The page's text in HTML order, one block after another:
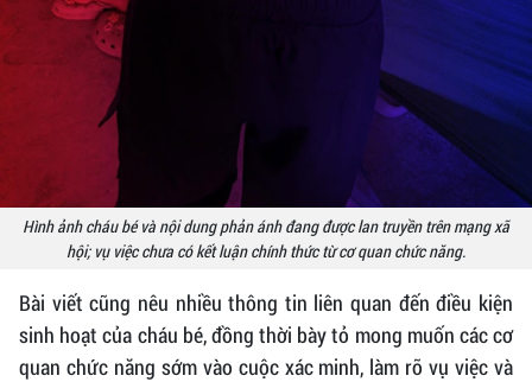
Hình ảnh cháu bé và nội dung phản ánh đang được lan truyền trên mạng xã
hội; vụ việc chưa có kết luận chính thức từ cơ quan chức năng.
Bài viết cũng nêu nhiều thông tin liên quan đến điều kiện
sinh hoạt của cháu bé, đồng thời bày tỏ mong muốn các cơ
quan chức năng sớm vào cuộc xác minh, làm rõ vụ việc và